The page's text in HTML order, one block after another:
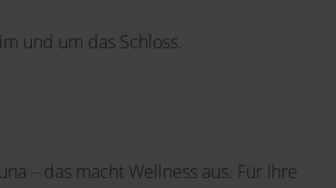
und um das Schloss.
– das macht Wellness aus. Für Ihre